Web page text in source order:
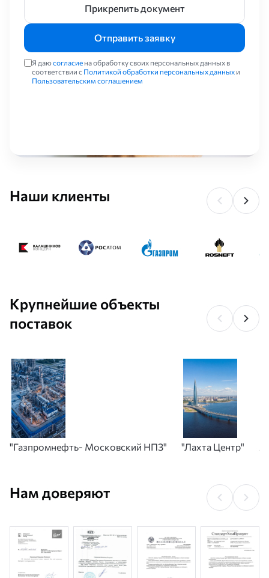
Прикрепить документ
Отправить заявку
Я даюсогласие на обработку своих персональных данных в
соответствии с Политикой обработки персональных данных и
Пользовательским соглашением
Наши клиенты
Крупнейшие объекты
поставок
"Газпромнефть- Московский НПЗ" "Лахта Центр"
Нам доверяют